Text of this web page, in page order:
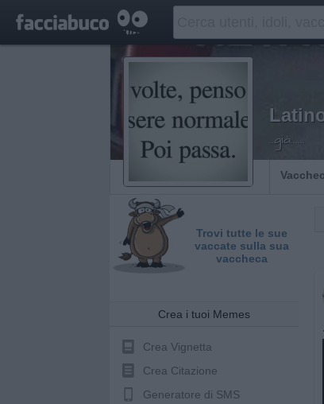
..già......
Trovi tutte le sue
vaccate sulla sua
vaccheca
Crea i tuoi Memes
Crea Vignetta
Crea Citazione
Generatore di SMS